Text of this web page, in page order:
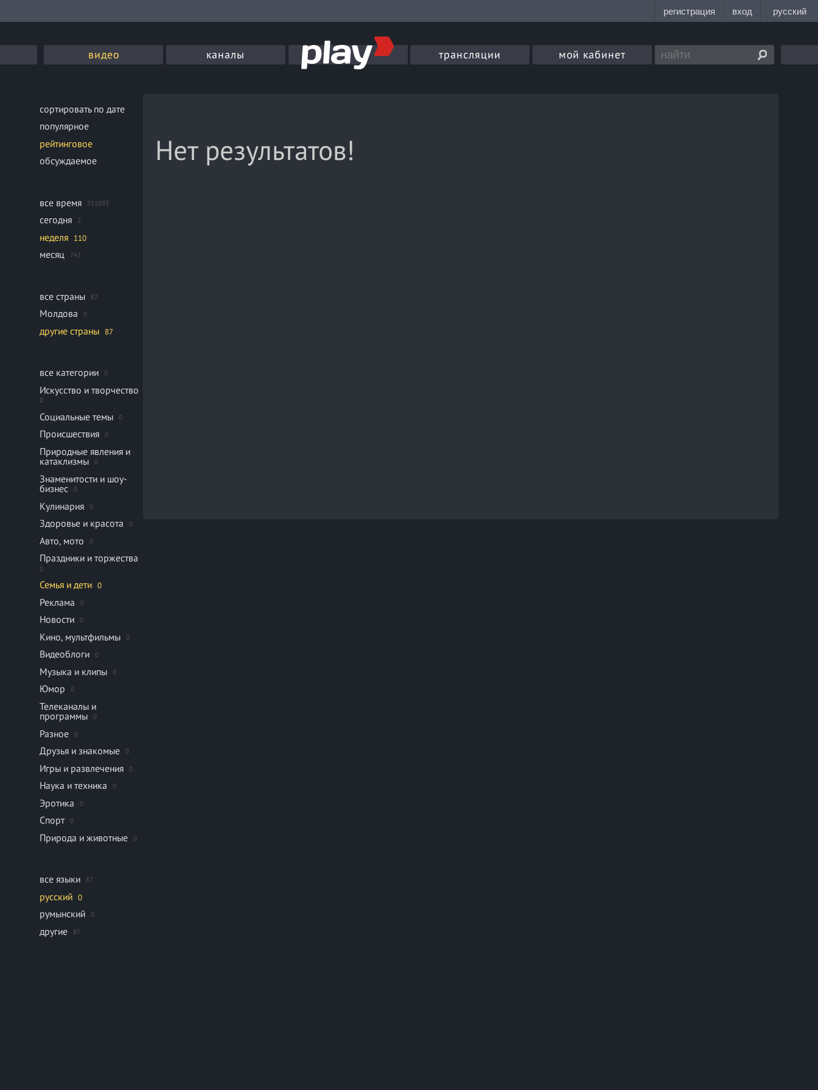
видео каналы трансляции мой кабинет
сортировать по дате
популярное
рейтинговое
обсуждаемое
все время 311893
сегодня 2
неделя 110
месяц 743
все страны 87
Молдова 0
другие страны 87
все категории 0
Искусство и творчество
0
Социальные темы 0
Происшествия 0
Природные явления и
катаклизмы
0
Знаменитости и шоу-
бизнес
0
Кулинария 0
Здоровье и красота 0
Авто, мото 0
Праздники и торжества
0
Семья и дети 0
Реклама 0
Новости 0
Кино, мультфильмы 0
Видеоблоги 0
Музыка и клипы 0
Юмор 0
Телеканалы и
программы
0
Разное 0
Друзья и знакомые 0
Игры и развлечения 0
Наука и техника 0
Эротика 0
Спорт 0
Природа и животные 0
все языки 87
русский 0
румынский 0
другие 87
Нет результатов!